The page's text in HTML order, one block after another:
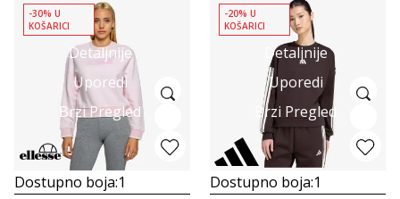
Detaljnije
Uporedi
Brzi Pregled
-30% U
KOŠARICI
Dostupno boja:1
Detaljnije
Uporedi
Brzi Pregled
-20% U
KOŠARICI
Dostupno boja:1